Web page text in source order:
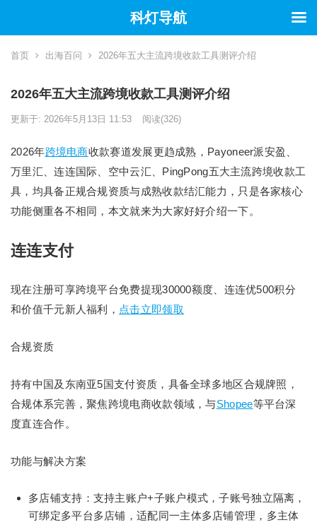
首页 出海百问 2026年五大主流跨境收款工具测评介绍
2026年五大主流跨境收款工具测评介绍
更新于: 2026年5月13日 11:53 阅读(326)
2026年跨境电商收款赛道发展更趋成熟，Payoneer派安盈、
万里汇、连连国际、空中云汇、PingPong五大主流跨境收款工
具，均具备正规合规资质与成熟收款结汇能力，只是各家核心
功能侧重各不相同，本文就来为大家好好介绍一下。
连连支付
现在注册可享跨境平台免费提现30000额度、连连优500积分
和价值千元新人福利， 点击立即领取
合规资质
持有中国及东南亚5国支付资质，具备全球多地区合规牌照，
合规体系完善，聚焦跨境电商收款领域，与Shopee等平台深
度直连合作。
功能与解决方案
多店铺支持：支持主账户+子账户模式，子账号独立隔离，
可绑定多平台多店铺，适配同一主体多店铺管理，多主体
科灯导航